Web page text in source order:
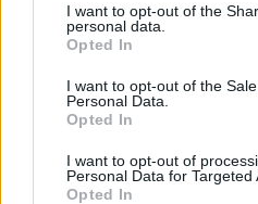
not limited to your visit or usage
grant or deny consent to
use your data for below
consent section.
I want to opt-out of the
personal data.
Opted In
I want to opt-out of the
Personal Data.
Opted In
I want to opt-out of
Personal Data for Targeted
Opted In
Lencsés Tamás
Hétvégén Csíki